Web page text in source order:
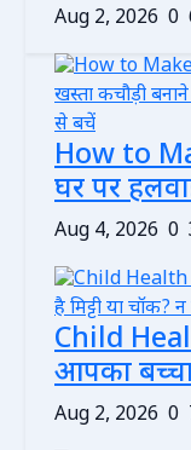
Aug 2, 2026 0
How to
घर पर
Aug 4, 2026 0
Child
आपका
Aug 2, 2026 0